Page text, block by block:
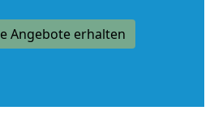
Angebote erhalten